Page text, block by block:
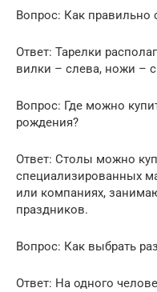
Вопрос: Как правильно
Ответ: Тарелки
вилки – слева, ножи –
Вопрос: Где можно
рождения?
Ответ: Столы можно
специализированных
или компаниях,
праздников.
Вопрос: Как выбрать
Ответ: На одного